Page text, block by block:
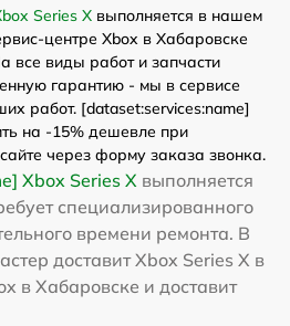
Series X выполняется в нашем
центре Xbox в Хабаровске
все виды работ и запчасти
гарантию - мы в сервисе
работ. [dataset:services:name]
на -15% дешевле при
через форму заказа звонка.
Xbox Series X выполняется
специализированного
времени ремонта. В
доставит Xbox Series X в
в Хабаровске и доставит